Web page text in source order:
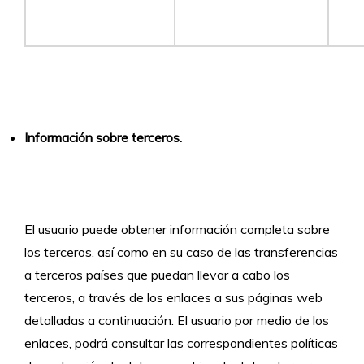
Información sobre terceros.
El usuario puede obtener información completa sobre
los terceros, así como en su caso de las transferencias
a terceros países que puedan llevar a cabo los
terceros, a través de los enlaces a sus páginas web
detalladas a continuación. El usuario por medio de los
enlaces, podrá consultar las correspondientes políticas